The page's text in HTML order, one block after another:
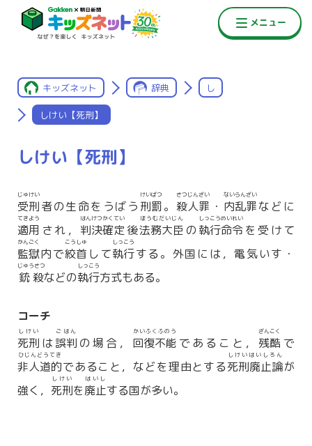
キッズネット 辞典 し
しけい【死刑】
しけい【死刑】
受刑
じゅけい
者の生命をうばう 刑罰
けいばつ
。 殺人罪
さつじんざい
・ 内乱罪
ないらんざい
などに
適用
てきよう
され， 判決
はんけつ
確定
かくてい
後法務大臣
ほうむだいじん
の執行命令
しっこうめいれい
を受けて
監獄
かんごく
内で絞首
こうしゅ
して執行
しっこう
する。外国には，電気いす・
銃殺
じゅうさつ
などの執行
しっこう
方式もある。
コーチ
死刑
しけい
は誤判
ごはん
の場合， 回復不能
かいふくふのう
であること， 残酷
ざんこく
で
非人道的
ひじんどうてき
であること，などを理由とする死刑廃止論
しけいはいしろん
が
強く， 死刑
しけい
を廃止
はいし
する国が多い。